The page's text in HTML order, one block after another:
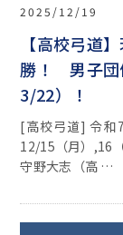
2025/12/19
【高校弓道
勝！ 男子団
3/22）！
[高校弓道] 令
12/15（月）,16
守野大志（高 …